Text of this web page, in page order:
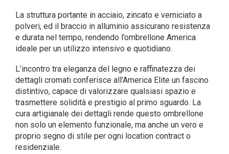
La struttura portante in acciaio, zincato e verniciato a
polveri, ed il braccio in alluminio assicurano resistenza
e durata nel tempo, rendendo l’ombrellone America
ideale per un utilizzo intensivo e quotidiano.
L’incontro tra eleganza del legno e raffinatezza dei
dettagli cromati conferisce all’America Elite un fascino
distintivo, capace di valorizzare qualsiasi spazio e
trasmettere solidità e prestigio al primo sguardo. La
cura artigianale dei dettagli rende questo ombrellone
non solo un elemento funzionale, ma anche un vero e
proprio segno di stile per ogni location contract o
residenziale.